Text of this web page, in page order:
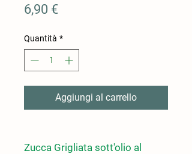
6,90 €Prezzo
Quantità *
Aggiungi al carrello
Zucca Grigliata sott'olio al